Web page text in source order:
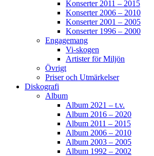
JOJJE
Det är fortfarande helt
Jag fattar inte ... vi jobbade
dagar innan du lämnade
- du spelade så fantastiskt.
frukostarna, middagarna,
vänskap och alla de 26 åren
tillsammans. Din humor,
närvaro i samspelet.
(Östergren) hade ihop var
över och i den friheten.
Älskade vänBild av Tuva
Konserter 2011 – 2015
Konserter 2006 – 2010
Konserter 2001 – 2005
Konserter 1996 – 2000
Engagemang
Vi-skogen
Artister för Miljön
Övrigt
Priser och Utmärkelser
Diskografi
Album
Album 2021 – t.v.
Album 2016 – 2020
Album 2011 – 2015
Album 2006 – 2010
Album 2003 – 2005
Album 1992 – 2002